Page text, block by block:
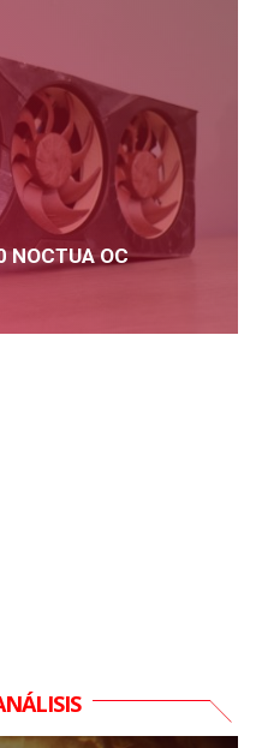
NOCTUA OC